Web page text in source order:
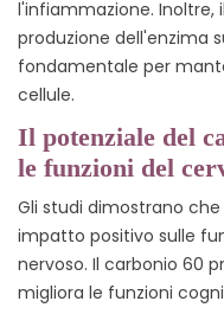
l'infiammazione. Inoltre,
produzione dell'enzima
fondamentale per
cellule.
Il potenziale del
le funzioni del
Gli studi dimostrano
impatto positivo sulle
nervoso. Il carbonio 60
migliora le funzioni